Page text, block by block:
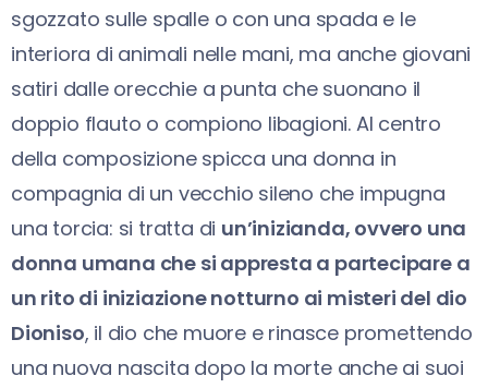
sgozzato sulle spalle o con una spada e le
interiora di animali nelle mani, ma anche giovani
satiri dalle orecchie a punta che suonano il
doppio flauto o compiono libagioni. Al centro
della composizione spicca una donna in
compagnia di un vecchio sileno che impugna
una torcia: si tratta di un’inizianda, ovvero una
donna umana che si appresta a partecipare a
un rito di iniziazione notturno ai misteri del dio
Dioniso, il dio che muore e rinasce promettendo
una nuova nascita dopo la morte anche ai suoi